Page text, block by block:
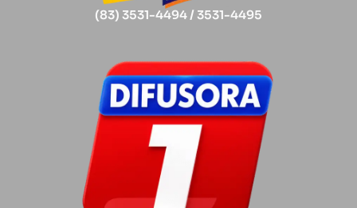
(83) 3531-4494 / 3531-4495